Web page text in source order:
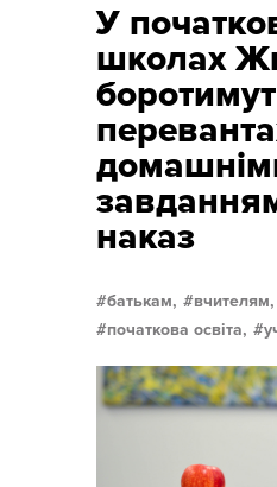
У
школах
наказ
батькам, вчителям,
початкова освіта,